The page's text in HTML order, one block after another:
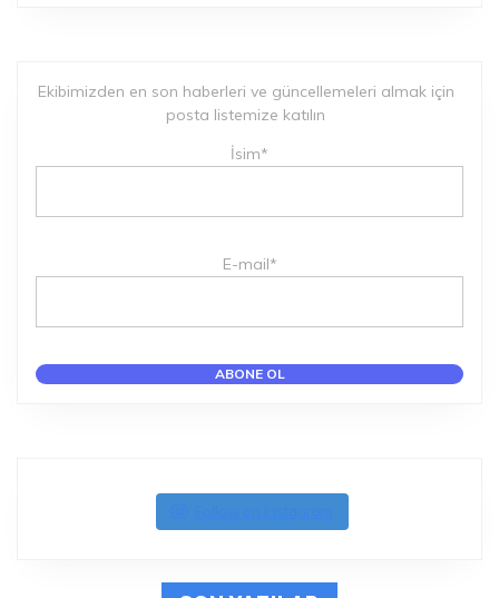
Ekibimizden en son haberleri ve güncellemeleri almak için
posta listemize katılın
İsim*
E-mail*
Follow on Instagram